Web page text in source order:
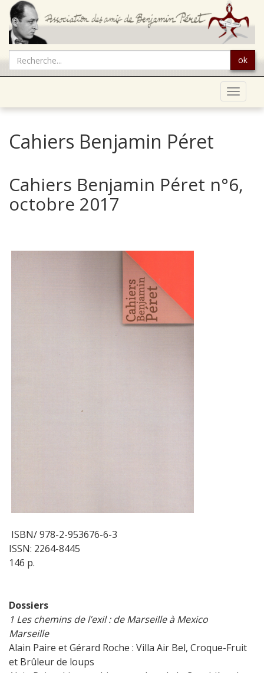
ok
Toggle
Cahiers Benjamin Péret
Cahiers Benjamin Péret n°6,
octobre 2017
ISBN/ 978-2-953676-6-3
ISSN: 2264-8445
146 p.
Dossiers
1 Les chemins de l’exil : de Marseille à Mexico
Marseille
Alain Paire et Gérard Roche : Villa Air Bel, Croque-Fruit
et Brûleur de loups